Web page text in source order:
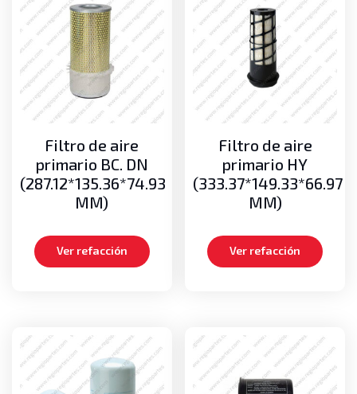
Sistema Hidráulico
Bombas de Aceite
Transmisión
Bombas de transmisión
Discos y platos
Kits de empaques
Transmisiones completas
Filtro de aire
primario BC. DN
(287.12*135.36*74.93
MM)
Ver refacción
Filtro de aire
primario HY
(333.37*149.33*66.97
MM)
Ver refacción